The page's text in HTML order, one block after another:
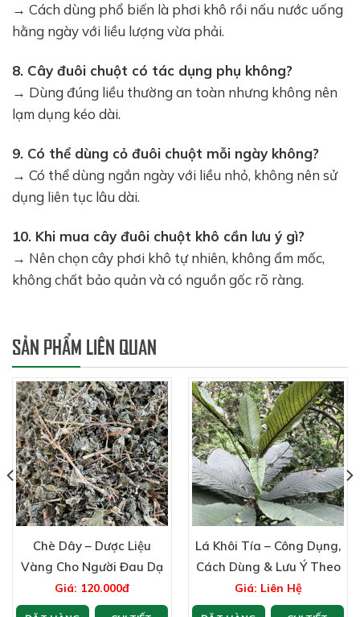
→ Cách dùng phổ biến là phơi khô rồi nấu nước uống
hằng ngày với liều lượng vừa phải.
8. Cây đuôi chuột có tác dụng phụ không?
→ Dùng đúng liều thường an toàn nhưng không nên
lạm dụng kéo dài.
9. Có thể dùng cỏ đuôi chuột mỗi ngày không?
→ Có thể dùng ngắn ngày với liều nhỏ, không nên sử
dụng liên tục lâu dài.
10. Khi mua cây đuôi chuột khô cần lưu ý gì?
→ Nên chọn cây phơi khô tự nhiên, không ẩm mốc,
không chất bảo quản và có nguồn gốc rõ ràng.
SẢN PHẨM LIÊN QUAN
Chè Dây – Dược Liệu
Vàng Cho Người Đau Dạ
Dày
Giá: 120.000đ
Lá Khôi Tía – Công Dụng,
Cách Dùng & Lưu Ý Theo
Y Học Cổ Truyền
Giá: Liên Hệ